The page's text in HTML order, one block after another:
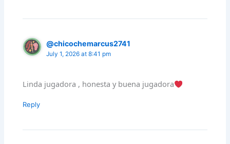
@chicochemarcus2741
July 1, 2026 at 8:41 pm
Linda jugadora , honesta y buena jugadora
Reply